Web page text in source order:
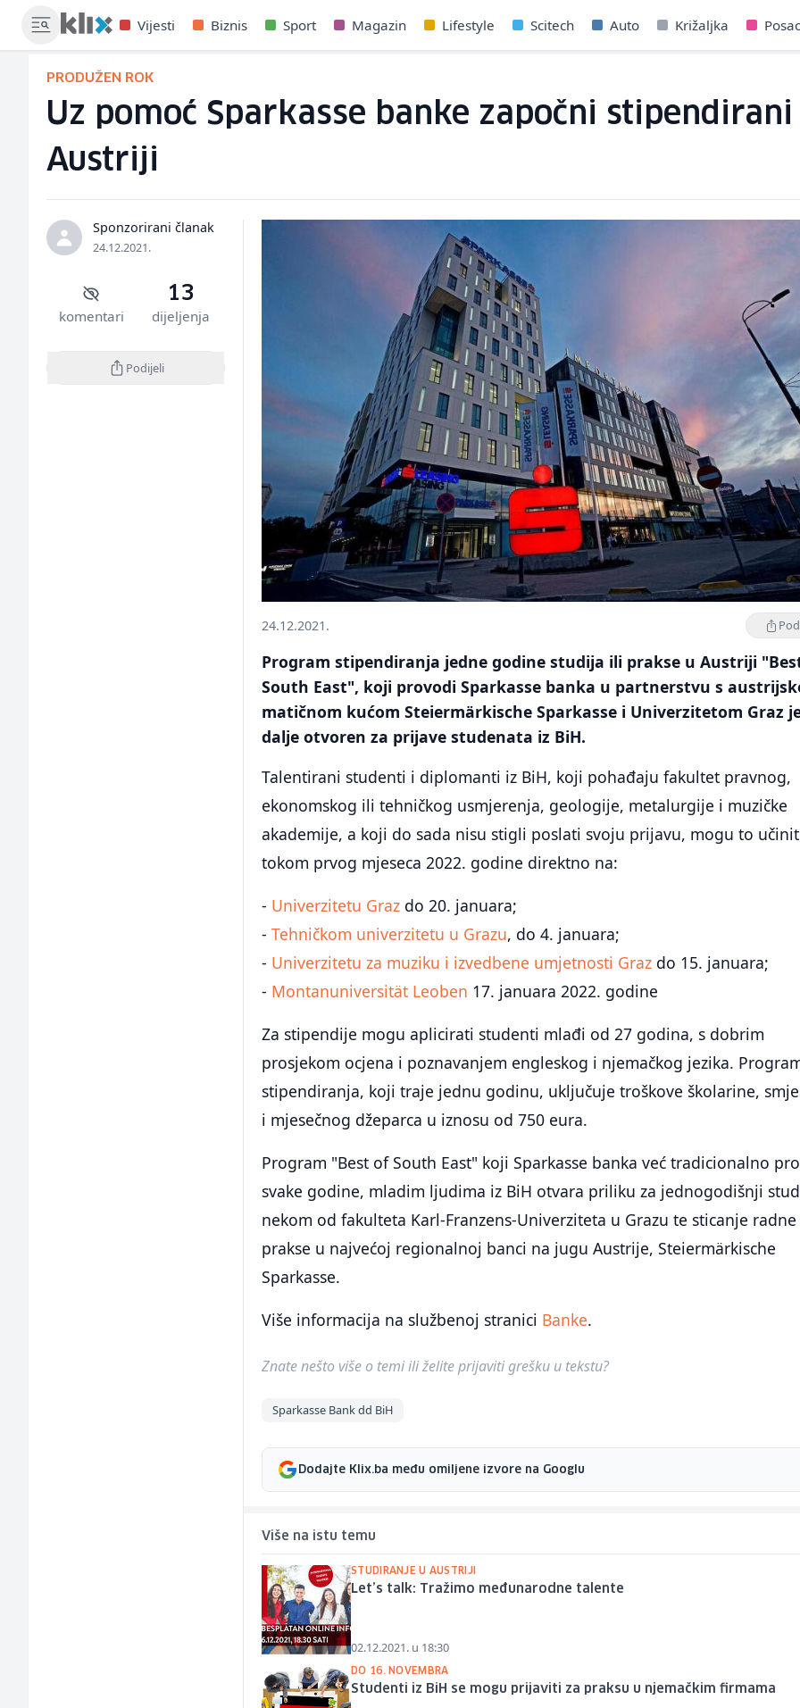
Vijesti Biznis Sport Magazin Lifestyle Scitech Auto Križaljka
PRODUŽEN ROK
Uz pomoć Sparkasse banke započni
Austriji
Sponzorirani članak
24.12.2021.
komentari
13
dijeljenja
Podijeli
24.12.2021.
Program stipendiranja jedne godine studija ili prakse u Austriji
South East", koji provodi Sparkasse banka u partnerstvu s
matičnom kućom Steiermärkische Sparkasse i Univerzitetom Graz
dalje otvoren za prijave studenata iz BiH.
Talentirani studenti i diplomanti iz BiH, koji pohađaju fakultet pravnog,
ekonomskog ili tehničkog usmjerenja, geologije, metalurgije i muzičke
akademije, a koji do sada nisu stigli poslati svoju prijavu, mogu to
tokom prvog mjeseca 2022. godine direktno na:
- Univerzitetu Graz do 20. januara;
-Tehničkom univerzitetu u Grazu, do 4. januara;
- Univerzitetu za muziku i izvedbene umjetnosti Graz do 15. januara;
- Montanuniversität Leoben 17. januara 2022. godine
Za stipendije mogu aplicirati studenti mlađi od 27 godina, s dobrim
prosjekom ocjena i poznavanjem engleskog i njemačkog jezika.
stipendiranja, koji traje jednu godinu, uključuje troškove školarine,
i mjesečnog džeparca u iznosu od 750 eura.
Program "Best of South East" koji Sparkasse banka već tradicionalno
svake godine, mladim ljudima iz BiH otvara priliku za jednogodišnji
nekom od fakulteta Karl-Franzens-Univerziteta u Grazu te sticanje radne
prakse u najvećoj regionalnoj banci na jugu Austrije, Steiermärkische
Sparkasse.
Više informacija na službenoj stranici Banke.
Znate nešto više o temi ili želite prijaviti grešku u tekstu?
Sparkasse Bank dd BiH
Dodajte Klix.ba među omiljene izvore na Googlu
Više na istu temu
STUDIRANJE U AUSTRIJI
Let’s talk: Tražimo međunarodne talente
02.12.2021. u 18:30
DO 16. NOVEMBRA
Studenti iz BiH se mogu prijaviti za praksu u njemačkim firmama